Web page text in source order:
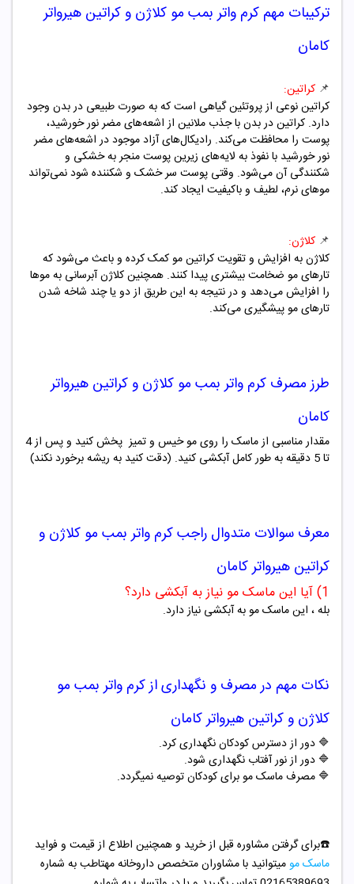
ترکیبات مهم کرم واتر بمب مو کلاژن و کراتین هیرواتر
کامان
📌 کراتین:
کراتین نوعی از پروتئین گیاهی است که به صورت طبیعی در بدن وجود
دارد. کراتین در بدن با جذب ملانین از اشعه‌های مضر نور خورشید،
پوست را محافظت می‌کند. رادیکال‌های آزاد موجود در اشعه‌های مضر
نور خورشید با نفوذ به لایه‌های زیرین پوست منجر به خشکی و
شکنندگی آن می‌شود. وقتی پوست سر خشک و شکننده شود نمی‌تواند
موهای نرم، لطیف و باکیفیت ایجاد کند.
📌 کلاژن:
کلاژن به افزایش و تقویت کراتین مو کمک کرده و باعث می‌شود که
تارهای مو ضخامت بیشتری پیدا کنند. همچنین کلاژن آبرسانی به موها
را افزایش می‌دهد و در نتیجه به این طریق از دو یا چند شاخه شدن
تارهای مو پیشگیری می‌کند.
طرز مصرف کرم واتر بمب مو کلاژن و کراتین هیرواتر
کامان
مقدار مناسبی از ماسک را روی مو خیس و تمیز پخش کنید و پس از 4
تا 5 دقیقه به طور کامل آبکشی کنید. (دقت کنید به ریشه برخورد نکند)
معرف سوالات متدوال راجبکرم واتر بمب مو کلاژن و
کراتین هیرواتر کامان
1) آیا این ماسک مو نیاز به آبکشی دارد؟
بله ، این ماسک مو به آبکشی نیاز دارد.
نکات مهم در مصرف و نگهداری ازکرم واتر بمب مو
کلاژن و کراتین هیرواتر کامان
🔷 دور از دسترس کودکان نگهداری کرد.
🔷 دور از نور آفتاب نگهداری شود.
🔷 مصرف ماسک مو برای کودکان توصیه نمیگردد.
☎️برای گرفتن مشاوره قبل از خرید و همچنین اطلاع از قیمت و فواید
ماسک مو میتوانید با مشاوران متخصص داروخانه مهتاطب به شماره